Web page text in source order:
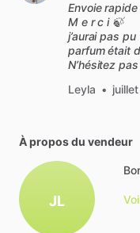
Envoie
M e r c i 🍃
j’aurai pas
parfum était
N’hésitez
Leyla •
À propos du vendeur
JL